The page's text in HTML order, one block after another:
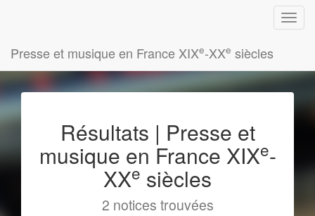
Presse et musique en France XIXe-XXe siècles
Résultats | Presse et
musique en France XIXe-
XXe siècles
2 notices trouvées